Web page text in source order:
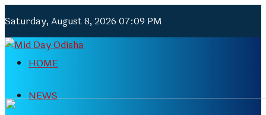
Saturday, August 8, 2026 07:09 PM
HOME
NEWS